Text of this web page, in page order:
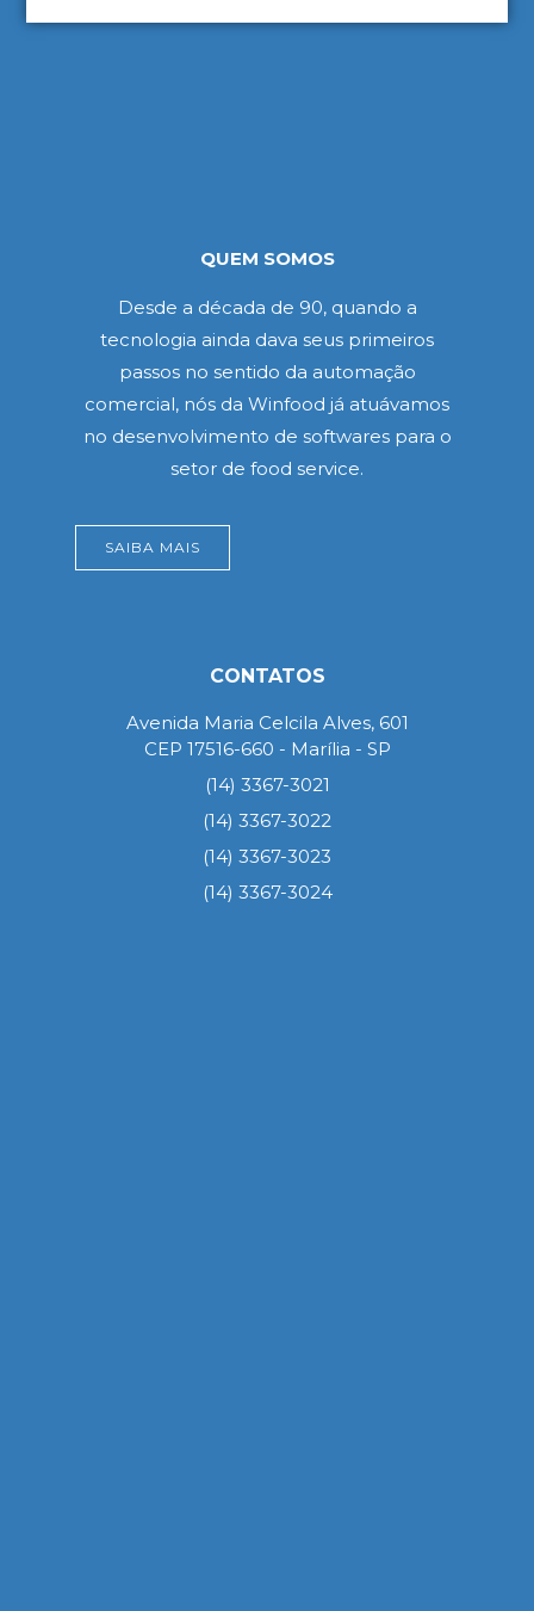
QUEM SOMOS
Desde a década de 90, quando a
tecnologia ainda dava seus primeiros
passos no sentido da automação
comercial, nós da Winfood já atuávamos
no desenvolvimento de softwares para o
setor de food service.
SAIBA MAIS
CONTATOS
Avenida Maria Celcila Alves, 601
CEP 17516-660 - Marília - SP
(14) 3367-3021
(14) 3367-3022
(14) 3367-3023
(14) 3367-3024